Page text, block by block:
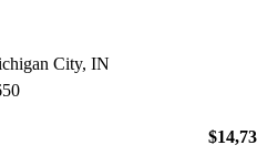
City, IN